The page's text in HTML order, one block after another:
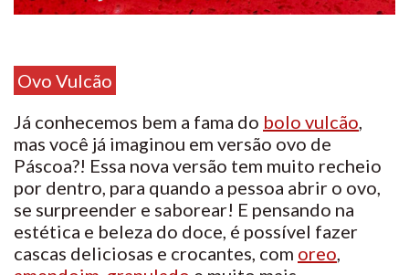
Ovo Vulcão
Já conhecemos bem a fama do bolo vulcão,
mas você já imaginou em versão ovo de
Páscoa?! Essa nova versão tem muito recheio
por dentro, para quando a pessoa abrir o ovo,
se surpreender e saborear! E pensando na
estética e beleza do doce, é possível fazer
cascas deliciosas e crocantes, com oreo,